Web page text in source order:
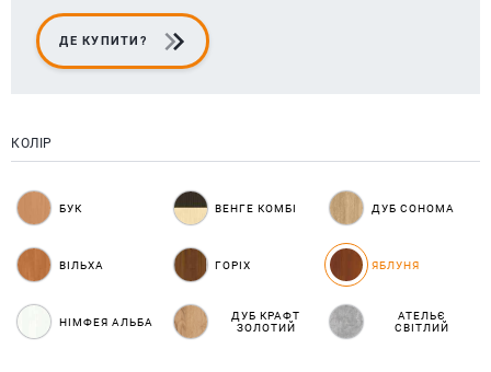
ДЕ КУПИТИ?
КОЛІР
БУК ВЕНГЕ КОМБІ ДУБ СОНОМА
ВІЛЬХА ГОРІХ ЯБЛУНЯ
НІМФЕЯ АЛЬБА
ДУБ КРАФТ
ЗОЛОТИЙ
АТЕЛЬЄ
СВІТЛИЙ